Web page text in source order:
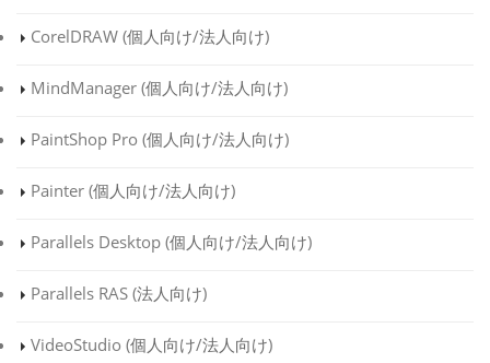
CorelDRAW (個人向け/法人向け)
MindManager (個人向け/法人向け)
PaintShop Pro (個人向け/法人向け)
Painter (個人向け/法人向け)
Parallels Desktop (個人向け/法人向け)
Parallels RAS (法人向け)
VideoStudio (個人向け/法人向け)